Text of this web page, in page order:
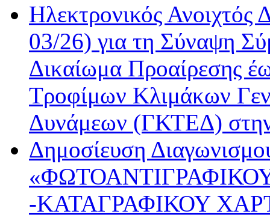
Ηλεκτρονικός
03/26) για τη Σύναψη
Δικαίωμα Προαίρεσης
Τροφίμων Κλιμάκων
Δυνάμεων (ΓΚΤΕΔ)
Δημοσίευση
-ΚΑΤΑΓΡΑΦΙΚΟΥ